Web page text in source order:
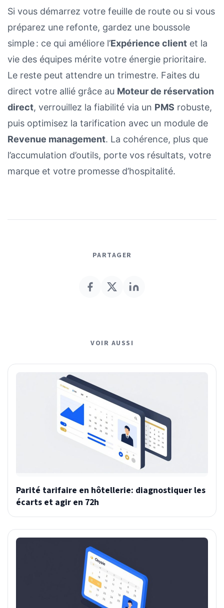
Si vous démarrez votre feuille de route ou si vous
préparez une refonte, gardez une boussole
simple : ce qui améliore l’Expérience client et la
vie des équipes mérite votre énergie prioritaire.
Le reste peut attendre un trimestre. Faites du
direct votre allié grâce au Moteur de réservation
direct, verrouillez la fiabilité via un PMS robuste,
puis optimisez la tarification avec un module de
Revenue management. La cohérence, plus que
l’accumulation d’outils, porte vos résultats, votre
marque et votre promesse d’hospitalité.
PARTAGER
VOIR AUSSI
Parité tarifaire en hôtellerie: diagnostiquer les
écarts et agir en 72h